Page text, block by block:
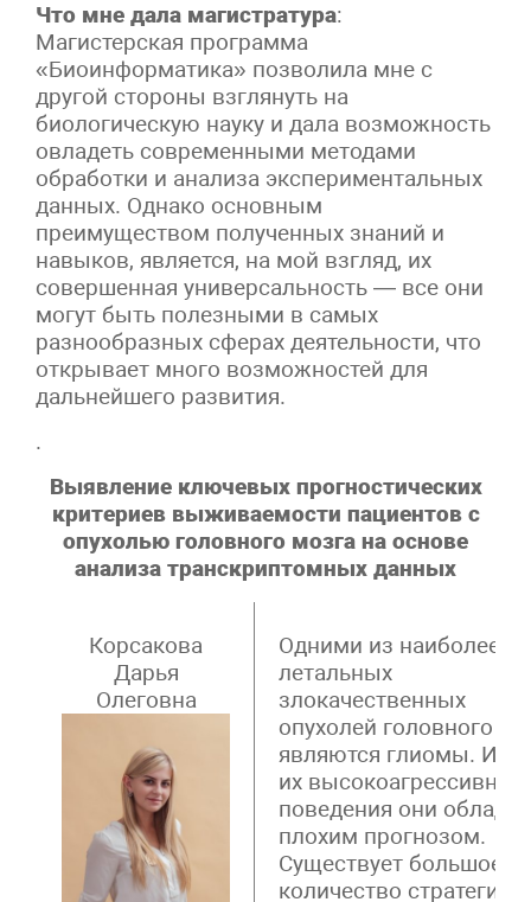
Что мне дала магистратура:
Магистерская программа
«Биоинформатика» позволила мне с
другой стороны взглянуть на
биологическую науку и дала возможность
овладеть современными методами
обработки и анализа экспериментальных
данных. Однако основным
преимуществом полученных знаний и
навыков, является, на мой взгляд, их
совершенная универсальность — все они
могут быть полезными в самых
разнообразных сферах деятельности, что
открывает много возможностей для
дальнейшего развития.
.
Выявление ключевых прогностических
критериев выживаемости пациентов с
опухолью головного мозга на основе
анализа транскриптомных данных
Корсакова
Дарья
Олеговна
Одними из наиболее
летальных
злокачественных
опухолей головного
являются глиомы. Из-
их
поведения они
плохим прогнозом.
Существует большое
количество стратегий